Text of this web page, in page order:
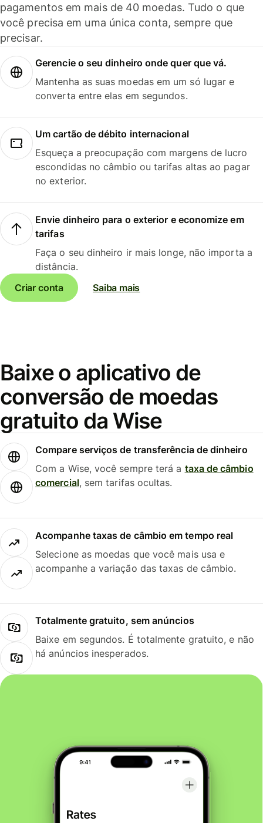
pagamentos em mais de 40 moedas. Tudo o que
você precisa em uma única conta, sempre que
precisar.
Gerencie o seu dinheiro onde quer que vá.
Mantenha as suas moedas em um só lugar e
converta entre elas em segundos.
Um cartão de débito internacional
Esqueça a preocupação com margens de lucro
escondidas no câmbio ou tarifas altas ao pagar
no exterior.
Envie dinheiro para o exterior e economize em
tarifas
Faça o seu dinheiro ir mais longe, não importa a
distância.
Criar conta
Saiba mais
Baixe o aplicativo de
conversão de moedas
gratuito da Wise
Compare serviços de transferência de dinheiro
Com a Wise, você sempre terá a taxa de câmbio
comercial, sem tarifas ocultas.
Acompanhe taxas de câmbio em tempo real
Selecione as moedas que você mais usa e
acompanhe a variação das taxas de câmbio.
Totalmente gratuito, sem anúncios
Baixe em segundos. É totalmente gratuito, e não
há anúncios inesperados.